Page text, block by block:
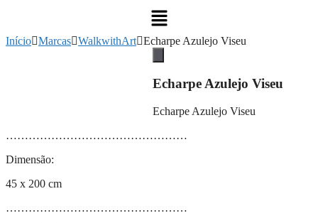
Menu
Início Marcas WalkwithArt Echarpe Azulejo Viseu
Echarpe Azulejo Viseu
Echarpe Azulejo Viseu
…………………………………………
Dimensão:
45 x 200 cm
…………………………………………